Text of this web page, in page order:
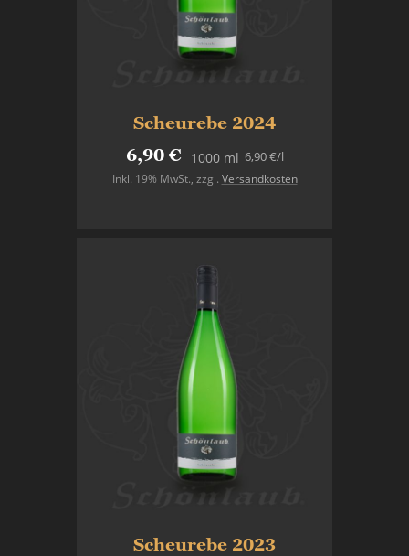
Scheurebe 2024
6,90 €
1000 ml
Inkl. 19% MwSt., zzgl. Versandkosten
6,90 €/l
Scheurebe 2023